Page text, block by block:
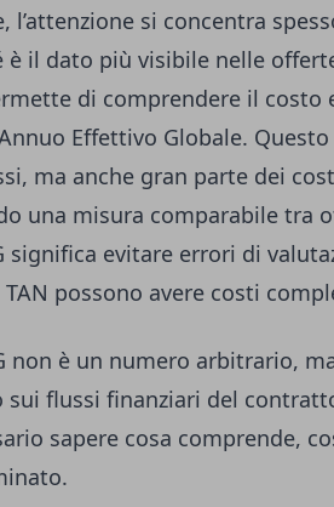
l’attenzione si concentra
è il dato più visibile nelle
di comprendere il costo
Effettivo Globale.
ma anche gran parte dei
una misura comparabile tra
significa evitare errori di
TAN possono avere costi
non è un numero arbitrario,
sui flussi finanziari del
sapere cosa comprende,